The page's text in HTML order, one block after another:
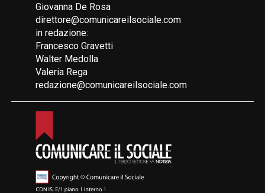
Giovanna De Rosa
direttore@comunicareilsociale.com
in redazione:
Francesco Gravetti
Walter Medolla
Valeria Rega
redazione@comunicareilsociale.com